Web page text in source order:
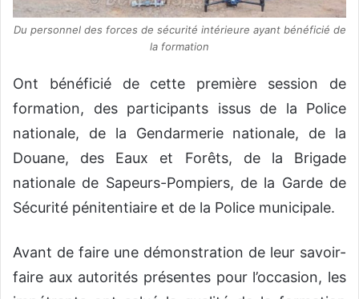
Du personnel des forces de sécurité intérieure ayant bénéficié de
la formation
Ont bénéficié de cette première session de
formation, des participants issus de la Police
nationale, de la Gendarmerie nationale, de la
Douane, des Eaux et Forêts, de la Brigade
nationale de Sapeurs-Pompiers, de la Garde de
Sécurité pénitentiaire et de la Police municipale.
Avant de faire une démonstration de leur savoir-
faire aux autorités présentes pour l’occasion, les